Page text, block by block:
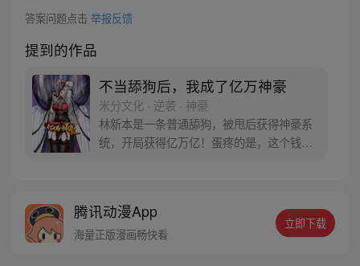
答案问题点击 举报反馈
提到的作品
不当舔狗后，我成了亿万神豪
米分文化 · 逆袭 · 神豪
林新本是一条普通舔狗，被甩后获得神豪系
统，开局获得亿万亿！蛋疼的是，这个钱只
腾讯动漫App
海量正版漫画畅快看
立即下载